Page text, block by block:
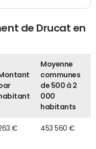
de Drucat en
Montant
habitant
Moyenne
communes
de 500 à 2
000
habitants
€ 453 560 €